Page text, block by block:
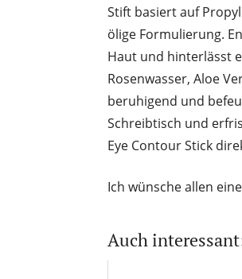
Stift basiert auf
ölige Formulierung.
Haut und hinterlässt
Rosenwasser, Aloe
beruhigend und
Schreibtisch und
Eye Contour Stick
Ich wünsche allen
Auch